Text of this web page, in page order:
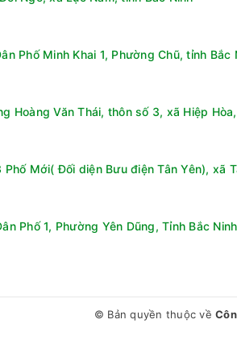
Phố Minh Khai 1, Phường Chũ, tỉnh Bắc
Hoàng Văn Thái, thôn số 3, xã Hiệp
Phố Mới( Đối diện Bưu điện Tân Yên), xã
Phố 1, Phường Yên Dũng, Tỉnh Bắc Ninh
© Bản quyền thuộc về